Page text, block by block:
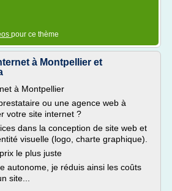
pour ce thème
à Montpellier et
à Montpellier
ou une agence web à
votre site internet ?
dans la conception de site web et
visuelle (logo, charte graphique).
le plus juste
autonome, je réduis ainsi les coûts
site...